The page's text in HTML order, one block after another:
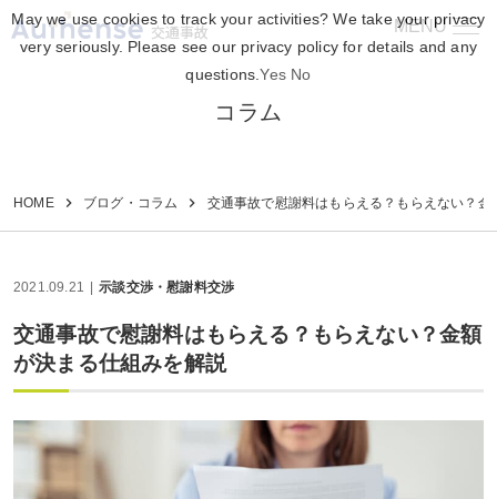
MENU
交通事故
コラム
HOME ブログ・コラム 交通事故で慰謝料はもらえる？もらえない？金
2021.09.21 示談交渉・慰謝料交渉
交通事故で慰謝料はもらえる？もらえない？金額
が決まる仕組みを解説
May we use cookies to track your activities? We take your privacy
very seriously. Please see our privacy policy for details and any
questions.Yes No